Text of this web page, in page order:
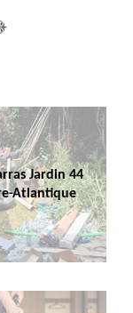
Jardin 44
Atlantique